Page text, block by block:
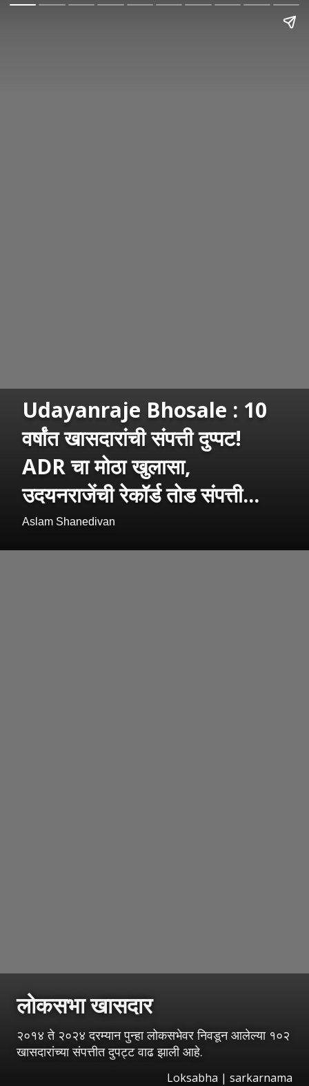
Udayanraje Bhosale : 10
वर्षांत खासदारांची संपत्ती दुप्पट!
ADR चा मोठा खुलासा,
उदयनराजेंची रेकॉर्ड तोड संपत्ती...
Aslam Shanedivan
लोकसभा खासदार
२०१४ ते २०२४ दरम्यान पुन्हा लोकसभेवर निवडून आलेल्या १०२
खासदारांच्या संपत्तीत दुपट्ट वाढ झाली आहे.
Loksabha | sarkarnama